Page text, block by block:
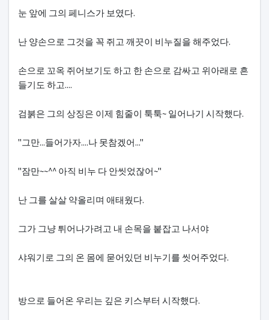
눈 앞에 그의 페니스가 보였다.
난 양손으로 그것을 꼭 쥐고 깨끗이 비누질을 해주었다.
손으로 꼬옥 쥐어보기도 하고 한 손으로 감싸고 위아래로 흔
들기도 하고....
검붉은 그의 상징은 이제 힘줄이 툭툭~ 일어나기 시작했다.
"그만...들어가자....나 못참겠어..."
"잠만~~^^ 아직 비누 다 안씻었잖어~"
난 그를 살살 약올리며 애태웠다.
그가 그냥 튀어나가려고 내 손목을 붙잡고 나서야
샤워기로 그의 온 몸에 묻어있던 비누기를 씻어주었다.
방으로 들어온 우리는 깊은 키스부터 시작했다.